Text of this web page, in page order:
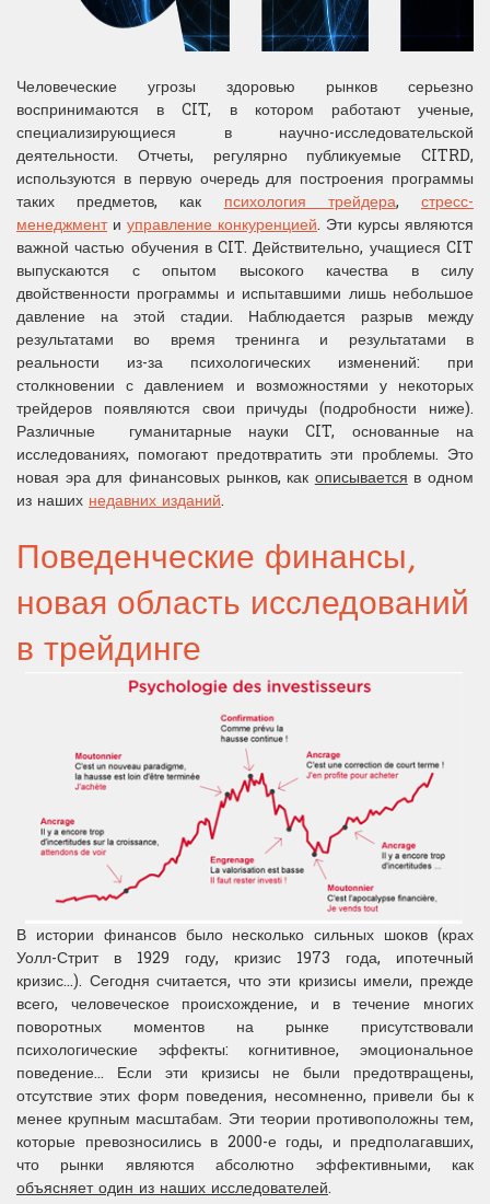
Человеческие угрозы здоровью рынков серьезно
воспринимаются в CIT, в котором работают ученые,
специализирующиеся в научно-исследовательской
деятельности. Отчеты, регулярно публикуемые CITRD,
используются в первую очередь для построения программы
таких предметов, какпсихология трейдера,стресс-
менеджменти управление конкуренцией. Эти курсы являются
важной частью обучения в CIT. Действительно, учащиеся CIT
выпускаются с опытом высокого качества в силу
двойственности программы и испытавшими лишь небольшое
давление на этой стадии. Наблюдается разрыв между
результатами во время тренинга и результатами в
реальности из-за психологических изменений: при
столкновении с давлением и возможностями у некоторых
трейдеров появляются свои причуды (подробности ниже).
Различные гуманитарные науки CIT, основанные на
исследованиях, помогают предотвратить эти проблемы. Это
новая эра для финансовых рынков, какописываетсяв одном
из наших недавних изданий.
Поведенческие финансы,
новая область исследований
в трейдинге
В истории финансов было несколько сильных шоков (крах
Уолл-Стрит в 1929 году, кризис 1973 года, ипотечный
кризис...). Сегодня считается, что эти кризисы имели, прежде
всего, человеческое происхождение, и в течение многих
поворотных моментов на рынке присутствовали
психологические эффекты: когнитивное, эмоциональное
поведение... Если эти кризисы не были предотвращены,
отсутствие этих форм поведения, несомненно, привели бы к
менее крупным масштабам. Эти теории противоположны тем,
которые превозносились в 2000-е годы, и предполагавших,
что рынки являются абсолютно эффективными, как
объясняет один изнашихисследователей.